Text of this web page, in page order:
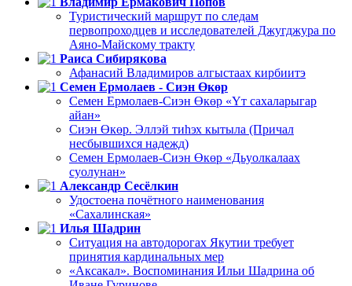
Туристический маршрут по следам
первопроходцев и исследователей Джугджура по
Аяно-Майскому тракту
Раиса Сибирякова
Афанасий Владимиров алгыстаах кирбиитэ
Семен Ермолаев - Сиэн Өкөр
Семен Ермолаев-Сиэн Өкөр «Үт сахаларыгар
айан»
Сиэн Өкөр. Эллэй тиһэх кытыла (Причал
несбывшихся надежд)
Семен Ермолаев-Сиэн Өкөр «Дьуолкалаах
суолунан»
Александр Сесёлкин
Удостоена почётного наименования
«Сахалинская»
Илья Шадрин
Ситуация на автодорогах Якутии требует
принятия кардинальных мер
«Аксакал». Воспоминания Ильи Шадрина об